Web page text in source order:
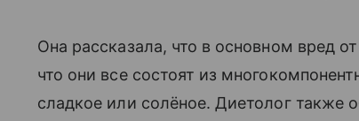
Она рассказала, что в основном вред
что они все состоят из
сладкое или солёное. Диетолог также